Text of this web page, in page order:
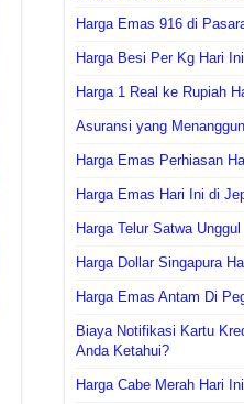
Harga Emas 916 di
Harga Besi Per Kg Hari
Harga 1 Real ke Rupiah
Asuransi yang
Harga Emas Perhiasan
Harga Emas Hari Ini di
Harga Telur Satwa
Harga Dollar Singapura
Harga Emas Antam Di
Biaya Notifikasi Kartu
Anda Ketahui?
Harga Cabe Merah Hari